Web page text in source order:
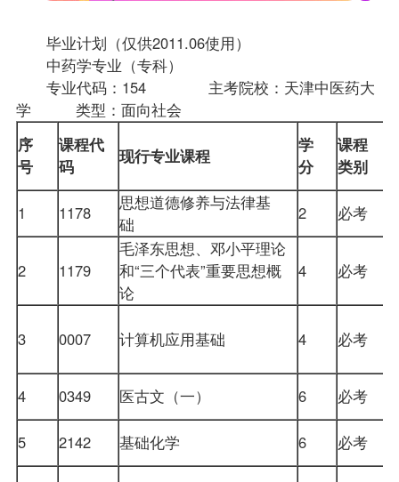
毕业计划（仅供2011.06使用）
中药学专业（专科）
专业代码：154 主考院校：天津中医药大
学 类型：面向社会
序
号
课程代
码
现行专业课程
学
分
课程
类别
1 1178
思想道德修养与法律基
础
2 必考
2 1179
毛泽东思想、邓小平理论
和“三个代表”重要思想概
论
4 必考
3 0007 计算机应用基础 4 必考
4 0349 医古文（一） 6 必考
5 2142 基础化学 6 必考